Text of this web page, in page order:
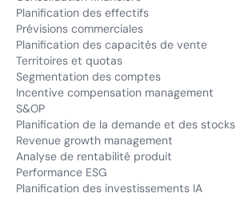
Planification des effectifs
Prévisions commerciales
Planification des capacités de vente
Territoires et quotas
Segmentation des comptes
Incentive compensation management
S&OP
Planification de la demande et des stocks
Revenue growth management
Analyse de rentabilité produit
Performance ESG
Planification des investissements IA